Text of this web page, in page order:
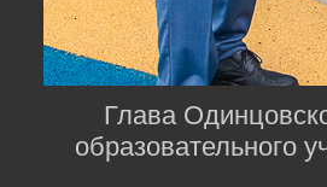
Глава
образовательного